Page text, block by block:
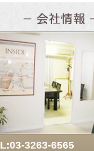
3263-6565